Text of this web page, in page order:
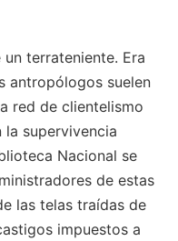
terrateniente. Era
antropólogos suelen
red de clientelismo
supervivencia
Nacional se
de estas
las telas traídas de
impuestos a